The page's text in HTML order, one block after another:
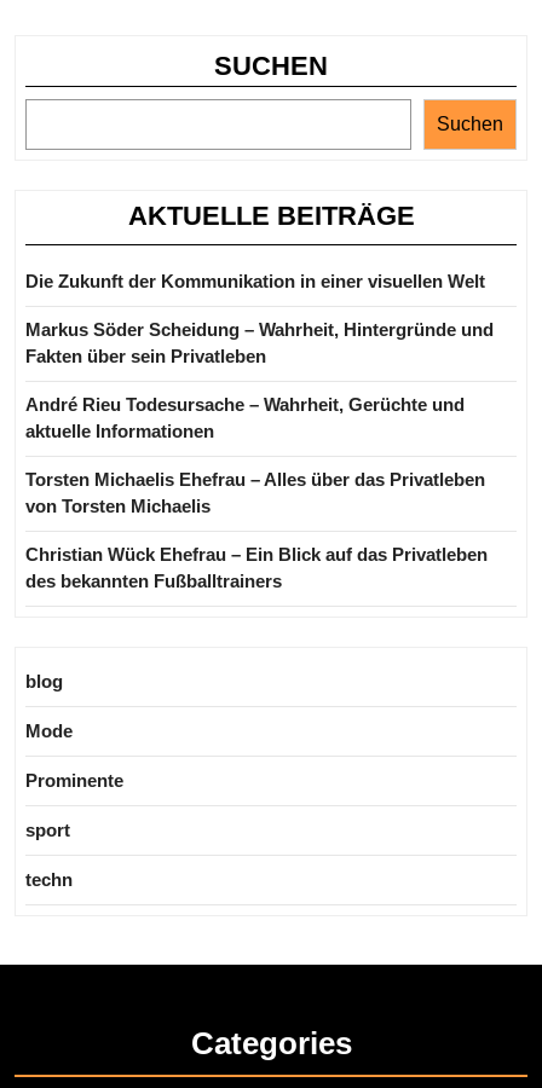
SUCHEN
Suchen
AKTUELLE BEITRÄGE
Die Zukunft der Kommunikation in einer visuellen Welt
Markus Söder Scheidung – Wahrheit, Hintergründe und
Fakten über sein Privatleben
André Rieu Todesursache – Wahrheit, Gerüchte und
aktuelle Informationen
Torsten Michaelis Ehefrau – Alles über das Privatleben
von Torsten Michaelis
Christian Wück Ehefrau – Ein Blick auf das Privatleben
des bekannten Fußballtrainers
blog
Mode
Prominente
sport
techn
Categories